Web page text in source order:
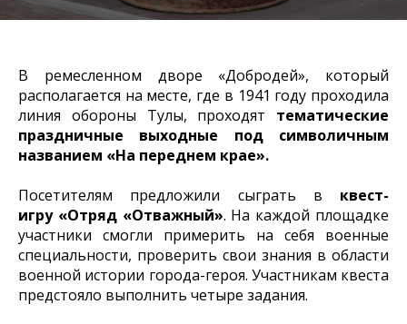
В ремесленном дворе «Добродей», который
располагается на месте, где в 1941 году проходила
линия обороны Тулы, проходят тематические
праздничные выходные под символичным
названием «На переднем крае».
Посетителям предложили сыграть в квест-
игру «Отряд «Отважный». На каждой площадке
участники смогли примерить на себя военные
специальности, проверить свои знания в области
военной истории города-героя. Участникам квеста
предстояло выполнить четыре задания.